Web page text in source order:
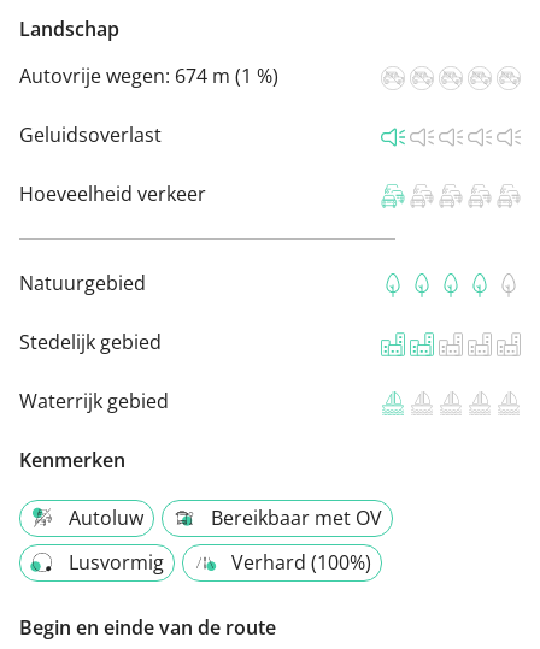
Landschap
Autovrije wegen: 674 m (1 %)
Geluidsoverlast
Hoeveelheid verkeer
Natuurgebied
Stedelijk gebied
Waterrijk gebied
Kenmerken
Autoluw
Bereikbaar met OV
Lusvormig
Verhard (100%)
Begin en einde van de route